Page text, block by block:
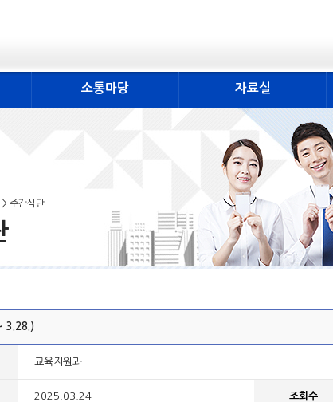
소통마당 자료실
주간식단
3.28.)
교육지원과
2025.03.24 조회수